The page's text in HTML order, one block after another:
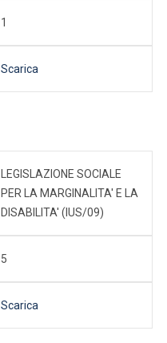
1
Scarica
LEGISLAZIONE SOCIALE
PER LA MARGINALITA' E LA
DISABILITA' (IUS/09)
5
Scarica